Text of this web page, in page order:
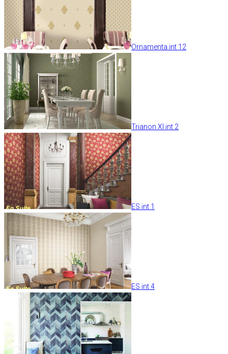
Ornamenta int 12
Trianon XI int 2
ES int 1
ES int 4